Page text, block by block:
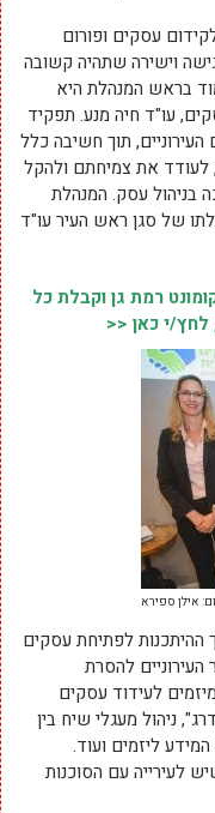
עסקים ופורום
וישירה שתהיה קשובה
בראש המנהלת היא
עו"ד חיה מנע. תפקיד
תוך חשיבה כלל
את צמיחתם ולהקל
בניהול עסק. המנהלת
של סגן ראש העיר עו"ד
רמת גן וקבלת כל
לחץ/י כאן <<
אילן ספירא
ההיתכנות לפתיחת עסקים
העירוניים להסרת
לעידוד עסקים
ניהול מעגלי שיח בין
ליזמים ועוד.
לעירייה עם הסוכנות